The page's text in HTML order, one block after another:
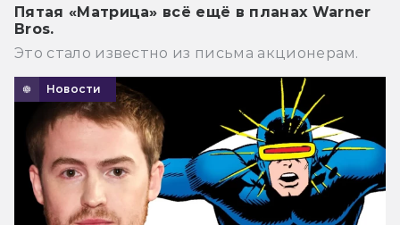
Пятая «Матрица» всё ещё в планах Warner
Bros.
Это стало известно из письма акционерам.
Новости